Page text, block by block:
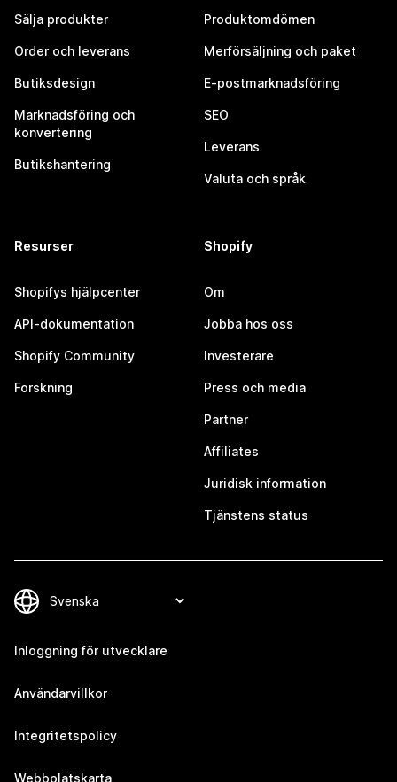
Sälja produkter
Order och leverans
Butiksdesign
Marknadsföring och
konvertering
Butikshantering
Produktomdömen
Merförsäljning och paket
E-postmarknadsföring
SEO
Leverans
Valuta och språk
Resurser
Shopifys hjälpcenter
API-dokumentation
Shopify Community
Forskning
Shopify
Om
Jobba hos oss
Investerare
Press och media
Partner
Affiliates
Juridisk information
Tjänstens status
Inloggning för utvecklare
Användarvillkor
Integritetspolicy
Webbplatskarta